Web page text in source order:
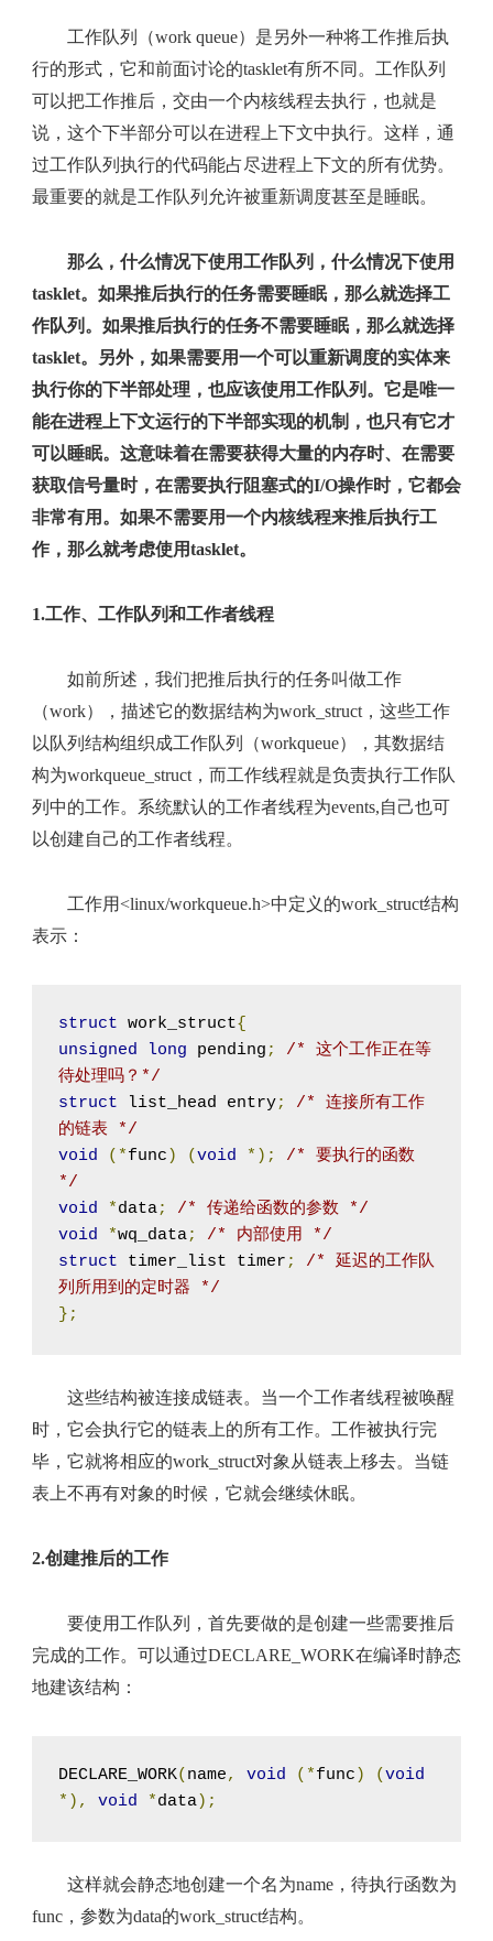
工作队列（work queue）是另外一种将工作推后执
行的形式，它和前面讨论的tasklet有所不同。工作队列
可以把工作推后，交由一个内核线程去执行，也就是
说，这个下半部分可以在进程上下文中执行。这样，通
过工作队列执行的代码能占尽进程上下文的所有优势。
最重要的就是工作队列允许被重新调度甚至是睡眠。
那么，什么情况下使用工作队列，什么情况下使用
tasklet。如果推后执行的任务需要睡眠，那么就选择工
作队列。如果推后执行的任务不需要睡眠，那么就选择
tasklet。另外，如果需要用一个可以重新调度的实体来
执行你的下半部处理，也应该使用工作队列。它是唯一
能在进程上下文运行的下半部实现的机制，也只有它才
可以睡眠。这意味着在需要获得大量的内存时、在需要
获取信号量时，在需要执行阻塞式的I/O操作时，它都会
非常有用。如果不需要用一个内核线程来推后执行工
作，那么就考虑使用tasklet。
1.工作、工作队列和工作者线程
如前所述，我们把推后执行的任务叫做工作
（work），描述它的数据结构为work_struct，这些工作
以队列结构组织成工作队列（workqueue），其数据结
构为workqueue_struct，而工作线程就是负责执行工作队
列中的工作。系统默认的工作者线程为events,自己也可
以创建自己的工作者线程。
工作用<linux/workqueue.h>中定义的work_struct结构
表示：
struct work_struct{
unsigned
long pending ;
/* 这个工作正在等
待处理吗？*/
struct list_head entry;
/* 连接所有工作
的链表 */
void
(*func ) (void *);
/* 要执行的函数
*/
void
*data;
/* 传递给函数的参数 */
void
*wq_data;
/* 内部使用 */
struct timer_list timer ;
/* 延迟的工作队
列所用到的定时器 */
};
这些结构被连接成链表。当一个工作者线程被唤醒
时，它会执行它的链表上的所有工作。工作被执行完
毕，它就将相应的work_struct对象从链表上移去。当链
表上不再有对象的时候，它就会继续休眠。
2.创建推后的工作
要使用工作队列，首先要做的是创建一些需要推后
完成的工作。可以通过DECLARE_WORK在编译时静态
地建该结构：
DECLARE_WORK( name, void (*func ) (void
*),
void *data);
这样就会静态地创建一个名为name，待执行函数为
func，参数为data的work_struct结构。